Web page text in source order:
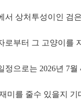
서 상처투성이인 검
로부터 그 고양이를
정으로는 2026년 7
미를 줄수 있을지 기